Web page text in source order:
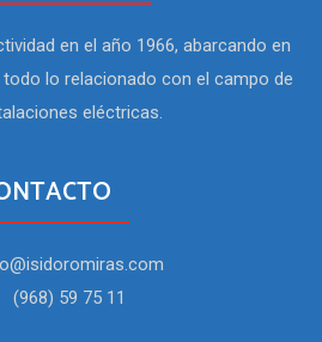
en el año 1966, abarcando en
lo relacionado con el campo de
eléctricas.
(968) 59 75 11